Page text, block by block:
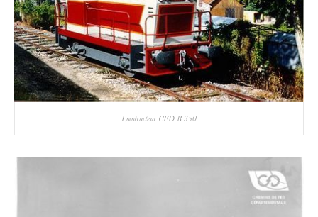
Locotracteur CFD B 350